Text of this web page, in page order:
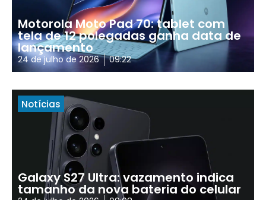
Motorola Moto Pad 70: tablet com
tela de 12 polegadas ganha data de
lançamento
24 de julho de 2026 09:22
Notícias
Galaxy S27 Ultra: vazamento indica
tamanho da nova bateria do celular